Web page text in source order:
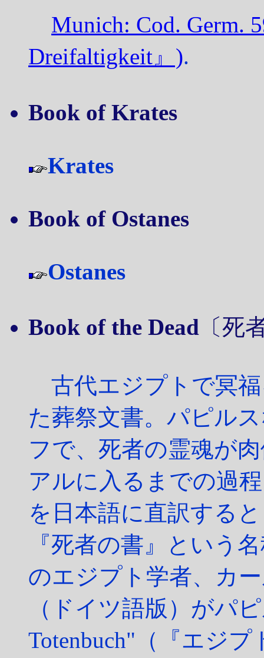
Munich: Cod. Germ.
Dreifaltigkeit』).
Book of Krates
Krates
Book of Ostanes
Ostanes
Book of the Dead 〔死
古代エジプトで冥
た葬祭文書。パピル
フで、死者の霊魂が
アルに入るまでの過
を日本語に直訳する
『死者の書』という
のエジプト学者、カ
（ドイツ語版）がパ
Totenbuch"（『エジ